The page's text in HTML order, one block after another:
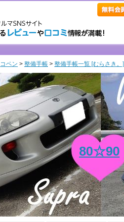
コペン > 整備手帳 > 整備手帳一覧 [むらさき。]
80☆90